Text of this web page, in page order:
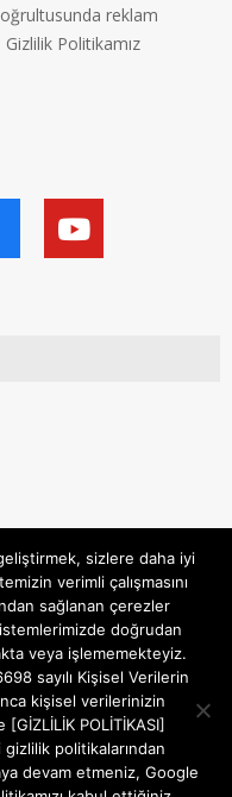
reklam
Gizlilik Politikamız
sizlere daha iyi
verimli çalışmasını
sağlanan çerezler
doğrudan
veya işlememekteyiz.
sayılı Kişisel Verilerin
kişisel verilerinizin
POLİTİKASI]
politikalarından
devam etmeniz, Google